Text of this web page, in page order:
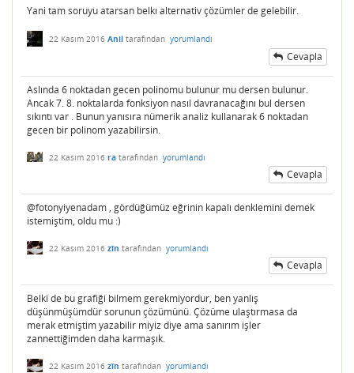
Yani tam soruyu atarsan belkı alternativ çözümler de gelebilir.
22 Kasım 2016 Anil tarafından yorumlandı
Cevapla
Aslında 6 noktadan gecen polinomu bulunur mu dersen bulunur.
Ancak 7. 8. noktalarda fonksiyon nasıl davranacağını bul dersen
sıkıntı var . Bunun yanısıra nümerik analiz kullanarak 6 noktadan
gecen bir polinom yazabilirsin.
22 Kasım 2016 ra tarafından yorumlandı
Cevapla
@fotonyiyenadam , gördüğümüz eğrinin kapalı denklemini demek
istemiştim, oldu mu :)
22 Kasım 2016 zîn tarafından yorumlandı
Cevapla
Belki de bu grafiği bilmem gerekmiyordur, ben yanlış
düşünmüşümdür sorunun çözümünü. Çözüme ulaştırmasa da
merak etmiştim yazabilir miyiz diye ama sanırım işler
zannettiğimden daha karmaşık.
22 Kasım 2016 zîn tarafından yorumlandı